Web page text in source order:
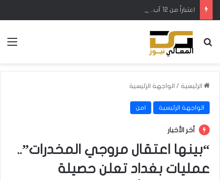
بحث عن
الرئيسية / الواجهة الرئيسية
الواجهة الرئيسية امن
أخر الأخبار
“بينها اعتقال مروجي المخدرات”..
عمليات بغداد تعلن حصيلة